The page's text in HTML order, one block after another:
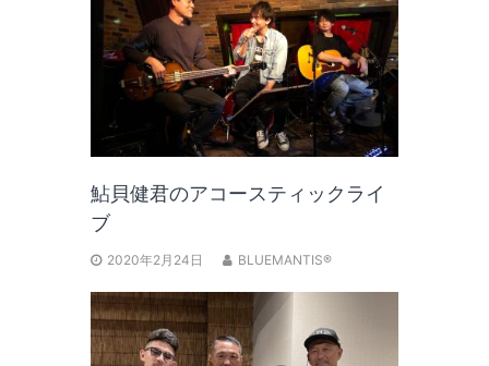
鮎貝健君のアコースティックライ
ブ
2020年2月24日 BLUEMANTIS®